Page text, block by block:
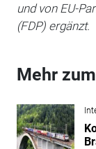
und von EU-
(FDP) ergänzt.
Mehr